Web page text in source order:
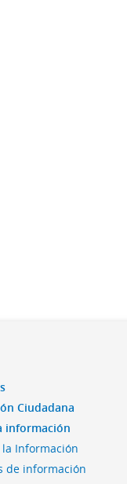
Ciudadana
información
la Información
de información